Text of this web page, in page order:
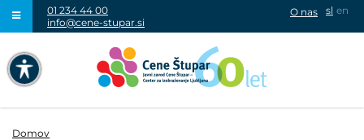
NAVIGACIJA PREKO TIPKOVNICE
01 234 44 00
info@cene-stupar.si
sl en
O nas
Domov